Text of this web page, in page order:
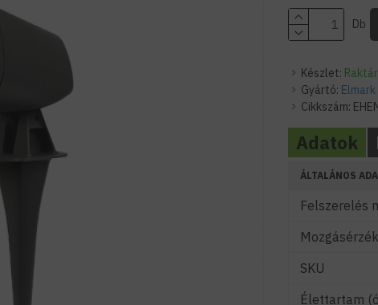
Készlet:
Gyártó: Elmark
Cikkszám:
Db
Adatok
ÁLTALÁNOS
Felszerelés
SKU
Élettartam